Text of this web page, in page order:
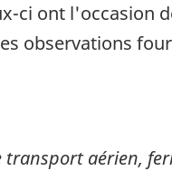
ci ont l'occasion
observations
transport aérien,